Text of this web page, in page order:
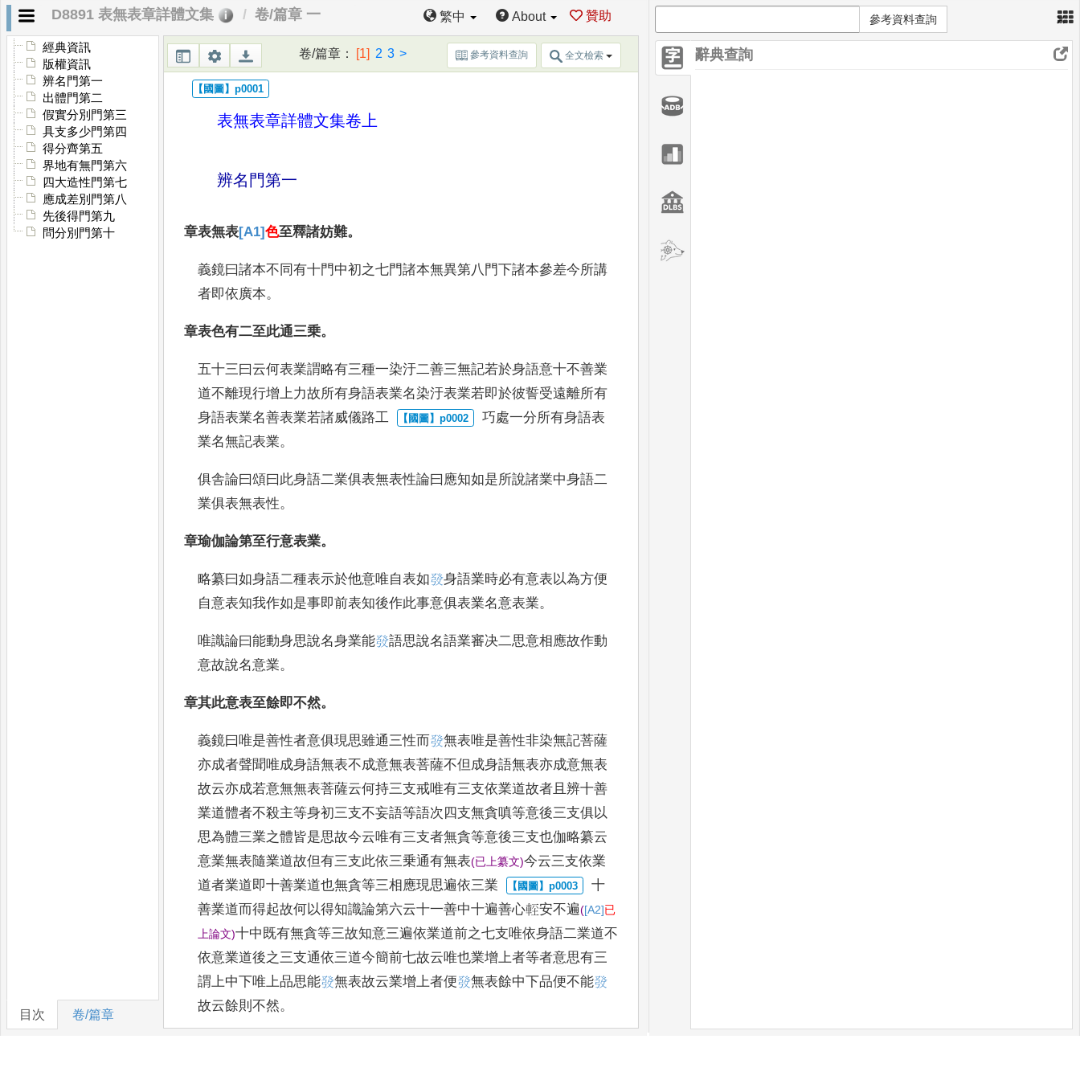
D8891 表無表章詳體文集 卷/篇章 一 繁中 About 贊助
經典資訊
版權資訊
辨名門第一
出體門第二
假實分別門第三
具支多少門第四
得分齊第五
界地有無門第六
四大造性門第七
應成差別門第八
先後得門第九
問分別門第十
目次 卷/篇章
卷/篇章： [1] 2 3 > 參考資料查詢 全文檢索
表無表章詳體文集卷上
辨名門第一
章表無表[A1]色至釋諸妨難。
義鏡曰諸本不同有十門中初之七門諸本無異第八門下諸本參差今所講
者即依廣本。
章表色有二至此通三乗。
五十三曰云何表業謂略有三種一染汙二善三無記若於身語意十不善業
道不離現行增上力故所有身語表業名染汙表業若即於彼誓受遠離所有
身語表業名善表業若諸威儀路工
巧處一分所有身語表
業名無記表業。
俱舎論曰頌曰此身語二業俱表無表性論曰應知如是所說諸業中身語二
業俱表無表性。
章瑜伽論第至行意表業。
略纂曰如身語二種表示於他意唯自表如𤼲身語業時必有意表以為方便
自意表知我作如是事即前表知後作此事意俱表業名意表業。
唯識論曰能動身思說名身業能𤼲語思說名語業審决二思意相應故作動
意故說名意業。
章其此意表至餘即不然。
義鏡曰唯是善性者意俱現思雖通三性而𤼲無表唯是善性非染無記菩薩
亦成者聲聞唯成身語無表不成意無表菩薩不但成身語無表亦成意無表
故云亦成若意無無表菩薩云何持三支戒唯有三支依業道故者且辨十善
業道體者不殺主等身初三支不妄語等語次四支無貪嗔等意後三支俱以
思為體三業之體皆是思故今云唯有三支者無貪等意後三支也伽略纂云
意業無表隨業道故但有三支此依三乗通有無表(已上纂文)今云三支依業
道者業道即十善業道也無貪等三相應現思遍依三業
十
善業道而得起故何以得知識論第六云十一善中十遍善心䡖安不遍([A2]已
上論文)十中既有無貪等三故知意三遍依業道前之七支唯依身語二業道不
依意業道後之三支通依三道今簡前七故云唯也業增上者等者意思有三
謂上中下唯上品思能𤼲無表故云業增 上者便𤼲無表餘中下品便不能𤼲
故云餘則不然。
×
參考資料查詢
辭典查詢